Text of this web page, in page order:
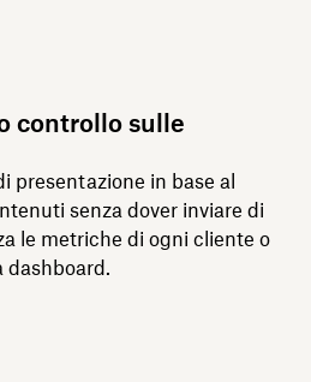
controllo sulle
presentazione in base al
senza dover inviare di
le metriche di ogni cliente o
dashboard.